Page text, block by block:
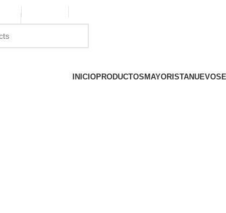
INICIOPRODUCTOSMAYORISTANUEVO